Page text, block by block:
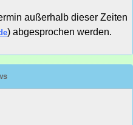
außerhalb dieser Zeiten
) abgesprochen werden.